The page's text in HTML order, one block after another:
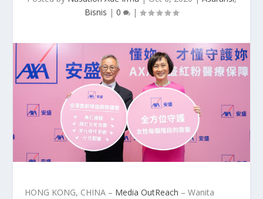
Bisnis | 0 |
HONG KONG, CHINA – Media OutReach – Wanita